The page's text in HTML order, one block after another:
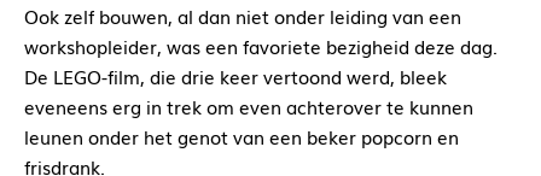
Ook zelf bouwen, al dan niet onder leiding van een
workshopleider, was een favoriete bezigheid deze dag.
De LEGO-film, die drie keer vertoond werd, bleek
eveneens erg in trek om even achterover te kunnen
leunen onder het genot van een beker popcorn en
frisdrank.